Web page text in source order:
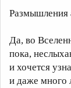
Размышления
Да, во
пока,
и хочется
и даже много